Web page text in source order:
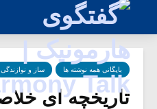
بایگانی همه نوشته ها ساز و نوازندگی
تاریخچه ای